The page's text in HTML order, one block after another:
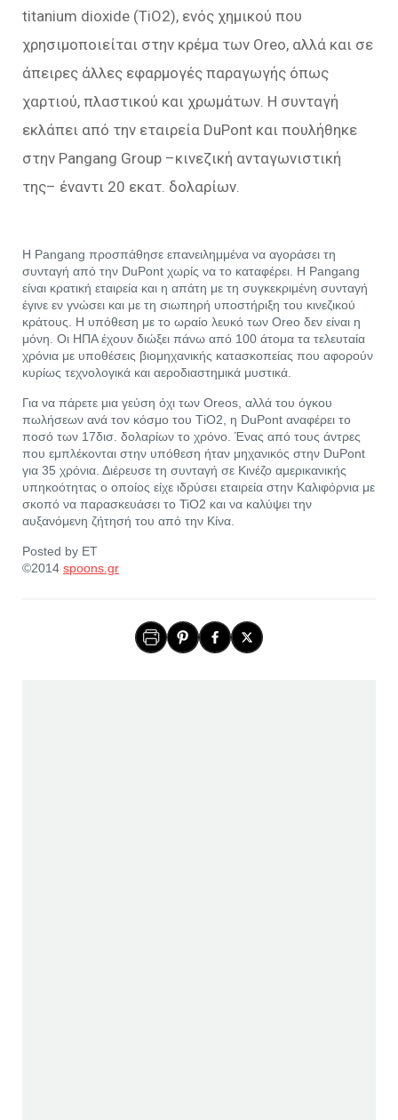
titanium dioxide (TiO2), ενός χημικού που
χρησιμοποιείται στην κρέμα των Oreo, αλλά και σε
άπειρες άλλες εφαρμογές παραγωγής όπως
χαρτιού, πλαστικού και χρωμάτων. Η συνταγή
εκλάπει από την εταιρεία DuPont και πουλήθηκε
στην Pangang Group –κινεζική ανταγωνιστική
της– έναντι 20 εκατ. δολαρίων.
H Pangang προσπάθησε επανειλημμένα να αγοράσει τη
συνταγή από την DuPont χωρίς να το καταφέρει. Η Pangang
είναι κρατική εταιρεία και η απάτη με τη συγκεκριμένη συνταγή
έγινε εν γνώσει και με τη σιωπηρή υποστήριξη του κινεζικού
κράτους. Η υπόθεση με το ωραίο λευκό των Oreo δεν είναι η
μόνη. Οι ΗΠΑ έχουν διώξει πάνω από 100 άτομα τα τελευταία
χρόνια με υποθέσεις βιομηχανικής κατασκοπείας που αφορούν
κυρίως τεχνολογικά και αεροδιαστημικά μυστικά.
Για να πάρετε μια γεύση όχι των Oreos, αλλά του όγκου
πωλήσεων ανά τον κόσμο του ΤiO2, η DuPont αναφέρει το
ποσό των 17δισ. δολαρίων το χρόνο. Ένας από τους άντρες
που εμπλέκονται στην υπόθεση ήταν μηχανικός στην DuPont
για 35 χρόνια. Διέρευσε τη συνταγή σε Κινέζο αμερικανικής
υπηκοότητας ο οποίος είχε ιδρύσει εταιρεία στην Καλιφόρνια με
σκοπό να παρασκευάσει το TiO2 και να καλύψει την
αυξανόμενη ζήτησή του από την Κίνα.
Posted by ET
©2014 spoons.gr